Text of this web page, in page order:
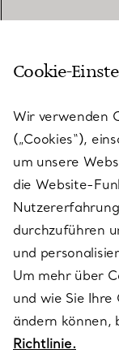
KUNDENSERVICE
SERVICES
ÜBER TIFFANY &
RECHTLICHE
FOLGEN SIE UNS
Cookie-
Wir verwenden
(„Cookies“),
um unsere
die Website-
durchzuführen
und
Um mehr über
und wie Sie
ändern können,
Richtlinie.